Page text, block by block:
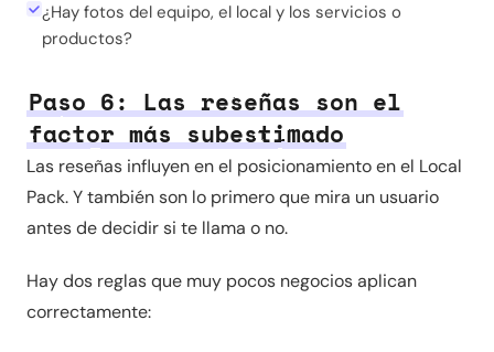
¿Hay fotos del equipo, el local y los servicios o
productos?
Paso 6: Las reseñas son el
factor más subestimado
Las reseñas influyen en el posicionamiento en el Local
Pack. Y también son lo primero que mira un usuario
antes de decidir si te llama o no.
Hay dos reglas que muy pocos negocios aplican
correctamente: